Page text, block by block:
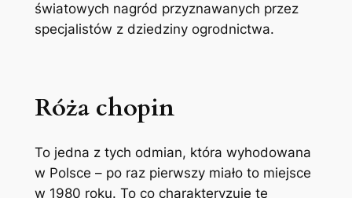
światowych nagród przyznawanych przez
specjalistów z dziedziny ogrodnictwa.
Róża chopin
To jedna z tych odmian, która wyhodowana
w Polsce – po raz pierwszy miało to miejsce
w 1980 roku. To co charakteryzuję te